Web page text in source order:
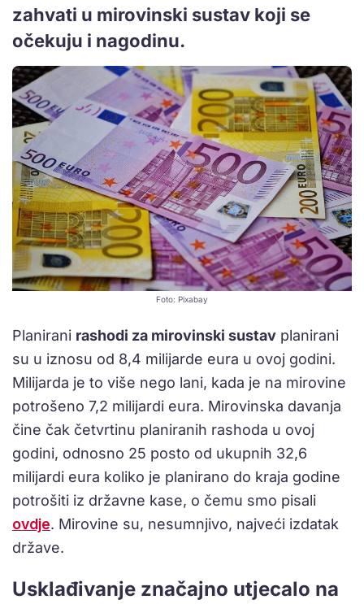
zahvati u mirovinski sustav koji se
očekuju i nagodinu.
Foto: Pixabay
Planirani rashodi za mirovinski sustav planirani
su u iznosu od 8,4 milijarde eura u ovoj godini.
Milijarda je to više nego lani, kada je na mirovine
potrošeno 7,2 milijardi eura. Mirovinska davanja
čine čak četvrtinu planiranih rashoda u ovoj
godini, odnosno 25 posto od ukupnih 32,6
milijardi eura koliko je planirano do kraja godine
potrošiti iz državne kase, o čemu smo pisali
ovdje. Mirovine su, nesumnjivo, najveći izdatak
države.
Usklađivanje značajno utjecalo na